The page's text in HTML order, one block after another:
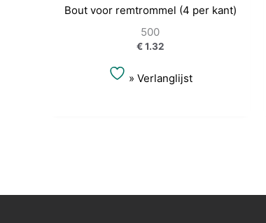
Bout voor remtrommel (4 per kant)
500
€1.32
» Verlanglijst